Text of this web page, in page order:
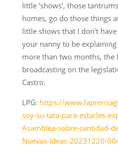
little ‘shows’, those
homes, go do those things
little shows that I don’t
your nanny to be
more than two months, the
broadcasting on the
Castro.
LPG: https://
soy-su-tata-para-estarles-
Asamblea-sobre-cantidad-
Nuevas-Ideas-20231220-